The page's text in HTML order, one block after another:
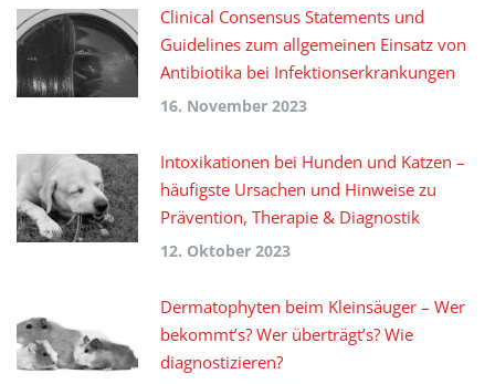
Clinical Consensus Statements und
Guidelines zum allgemeinen Einsatz von
Antibiotika bei Infektionserkrankungen
16. November 2023
Intoxikationen bei Hunden und Katzen –
häufigste Ursachen und Hinweise zu
Prävention, Therapie & Diagnostik
12. Oktober 2023
Dermatophyten beim Kleinsäuger – Wer
bekommt’s? Wer überträgt’s? Wie
diagnostizieren?